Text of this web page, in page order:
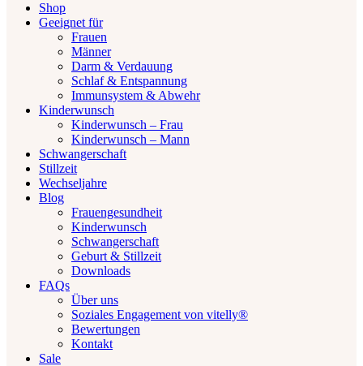
Shop
Geeignet für
Frauen
Männer
Darm & Verdauung
Schlaf & Entspannung
Immunsystem & Abwehr
Kinderwunsch
Kinderwunsch – Frau
Kinderwunsch – Mann
Schwangerschaft
Stillzeit
Wechseljahre
Blog
Frauengesundheit
Kinderwunsch
Schwangerschaft
Geburt & Stillzeit
Downloads
FAQs
Über uns
Soziales Engagement von vitelly®
Bewertungen
Kontakt
Sale